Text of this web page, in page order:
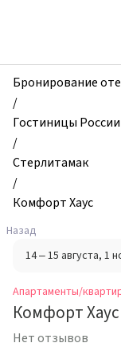
и
квартиры,
Комфорт
Хаус,
Россия
Бронирование
/
Гостиницы России
/
Стерлитамак
/
Комфорт Хаус
Назад
14 – 15 августа, 1
Апартаменты/
Комфорт Хаус
Нет отзывов